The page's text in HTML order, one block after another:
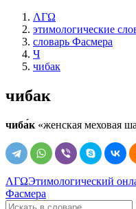
ΛΓΩ
этимологические
словарь Фасмера
Ч
чибак
чибак
чиба́к «женская меховая
ΛΓΩЭтимологический
Фасмера